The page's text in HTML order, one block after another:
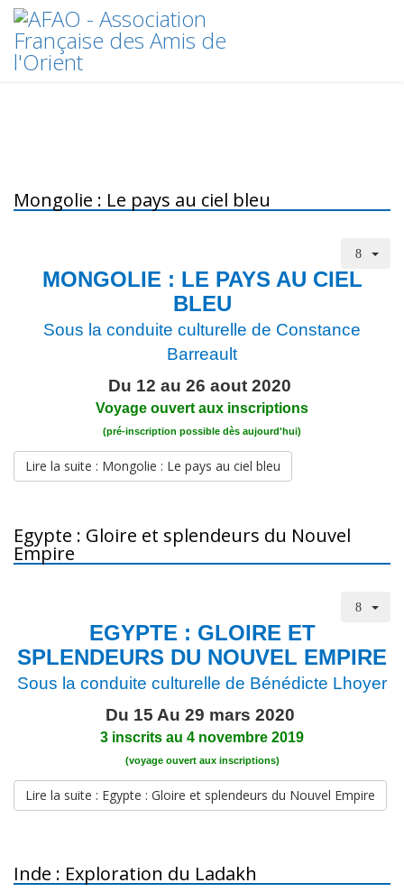
Mongolie : Le pays au ciel bleu
MONGOLIE : LE PAYS AU CIEL
BLEU
Sous la conduite culturelle de Constance
Barreault
Du 12 au 26 aout 2020
Voyage ouvert aux inscriptions
(pré-inscription possible dès aujourd'hui)
Lire la suite : Mongolie : Le pays au ciel bleu
Egypte : Gloire et splendeurs du Nouvel
Empire
EGYPTE : GLOIRE ET
SPLENDEURS DU NOUVEL EMPIRE
Sous la conduite culturelle de Bénédicte Lhoyer
Du 15 Au 29 mars 2020
3 inscrits au 4 novembre 2019
(voyage ouvert aux inscriptions)
Lire la suite : Egypte : Gloire et splendeurs du Nouvel Empire
Inde : Exploration du Ladakh